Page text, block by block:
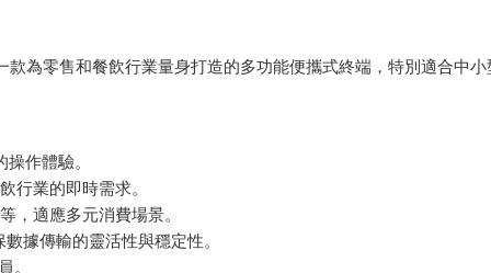
款為零售和餐飲行業量身打造的多功能便攜式終端，特別適合中
作體驗。
行業的即時需求。
，適應多元消費場景。
據傳輸的靈活性與穩定性。
。